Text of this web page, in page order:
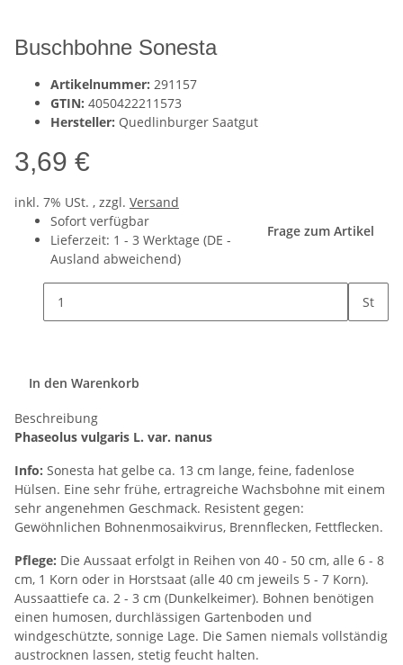
Buschbohne Sonesta
Artikelnummer: 291157
GTIN: 4050422211573
Hersteller: Quedlinburger Saatgut
3,69 €
inkl. 7% USt. , zzgl. Versand
Sofort verfügbar
Lieferzeit: 1 - 3 Werktage (DE -
Ausland abweichend)
Frage zum Artikel
St
In den Warenkorb
Beschreibung
Phaseolus vulgaris L. var. nanus
Info: Sonesta hat gelbe ca. 13 cm lange, feine, fadenlose
Hülsen. Eine sehr frühe, ertragreiche Wachsbohne mit einem
sehr angenehmen Geschmack. Resistent gegen:
Gewöhnlichen Bohnenmosaikvirus, Brennflecken, Fettflecken.
Pflege: Die Aussaat erfolgt in Reihen von 40 - 50 cm, alle 6 - 8
cm, 1 Korn oder in Horstsaat (alle 40 cm jeweils 5 - 7 Korn).
Aussaattiefe ca. 2 - 3 cm (Dunkelkeimer). Bohnen benötigen
einen humosen, durchlässigen Gartenboden und
windgeschützte, sonnige Lage. Die Samen niemals vollständig
austrocknen lassen, stetig feucht halten.